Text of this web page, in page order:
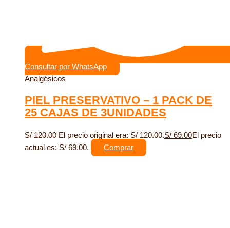
Consultar por WhatsApp
Analgésicos
PIEL PRESERVATIVO – 1 PACK DE
25 CAJAS DE 3UNIDADES
S/120.00 El precio original era: S/ 120.00.S/ 69.00El precio
actual es: S/ 69.00.
Comprar